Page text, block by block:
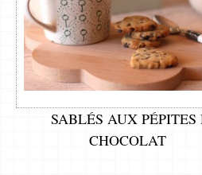
SABLÉS AUX PÉPITES
CHOCOLAT